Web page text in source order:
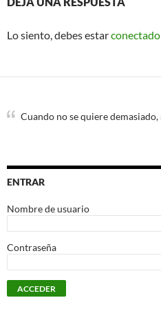
Lo siento, debes estarconectado
Cuando no se quiere
ENTRAR
Nombre de usuario
Contraseña